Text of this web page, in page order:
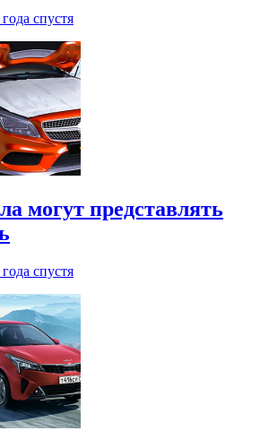
года спустя
могут представлять
спустя